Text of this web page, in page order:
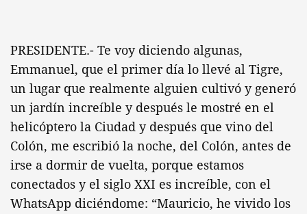
PRESIDENTE.- Te voy diciendo algunas,
Emmanuel, que el primer día lo llevé al Tigre,
un lugar que realmente alguien cultivó y generó
un jardín increíble y después le mostré en el
helicóptero la Ciudad y después que vino del
Colón, me escribió la noche, del Colón, antes de
irse a dormir de vuelta, porque estamos
conectados y el siglo XXI es increíble, con el
WhatsApp diciéndome: “Mauricio, he vivido los